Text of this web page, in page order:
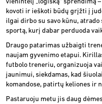
vienintelį „logišką“ sprendimą
kovoti ir ieškoti būdų grįžti į
ilgai dirbo su savo kūnu,
sportą, kurį dabar perduoda
Draugo patarimas užbaigti
naujam gyvenimo etapui.
futbolo treneriu, organizuoja
jaunimui, siekdamas, kad
komandose, patirtų keliones ir
Pastaruoju metu jis daug